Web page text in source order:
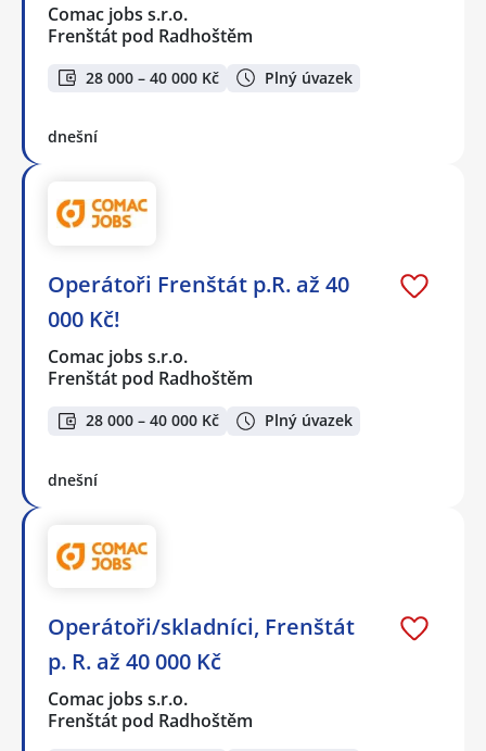
Comac jobs s.r.o.
Frenštát pod Radhoštěm
28 000 – 40 000 Kč Plný úvazek
dnešní
Operátoři Frenštát p.R. až 40
000 Kč!
Comac jobs s.r.o.
Frenštát pod Radhoštěm
28 000 – 40 000 Kč Plný úvazek
dnešní
Operátoři/skladníci, Frenštát
p. R. až 40 000 Kč
Comac jobs s.r.o.
Frenštát pod Radhoštěm